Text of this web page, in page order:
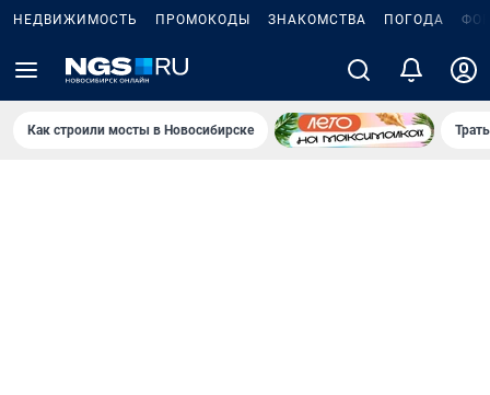
НЕДВИЖИМОСТЬ ПРОМОКОДЫ ЗНАКОМСТВА ПОГОДА
Как строили мосты в Новосибирске